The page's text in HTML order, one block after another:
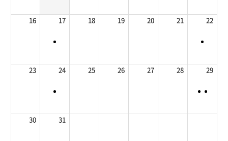
16 17 18 19 20 21 22
23 24 25 26 27 28 29
30 31